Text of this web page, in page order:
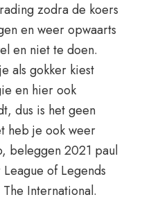
zodra de koers
en weer opwaarts
en niet te doen.
als gokker kiest
en hier ook
dus is het geen
heb je ook weer
beleggen 2021 paul
of Legends
International.